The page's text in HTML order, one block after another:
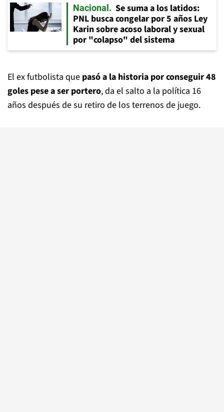
Nacional
Se suma a los latidos:
PNL busca congelar por 5 años Ley
Karin sobre acoso laboral y sexual
por "colapso" del sistema
El ex futbolista que pasó a la historia por conseguir 48
goles pese a ser portero, da el salto a la política 16
años después de su retiro de los terrenos de juego.